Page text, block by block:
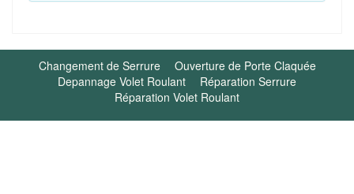
Changement de Serrure
Ouverture de Porte Claquée
Depannage Volet Roulant
Réparation Serrure
Réparation Volet Roulant